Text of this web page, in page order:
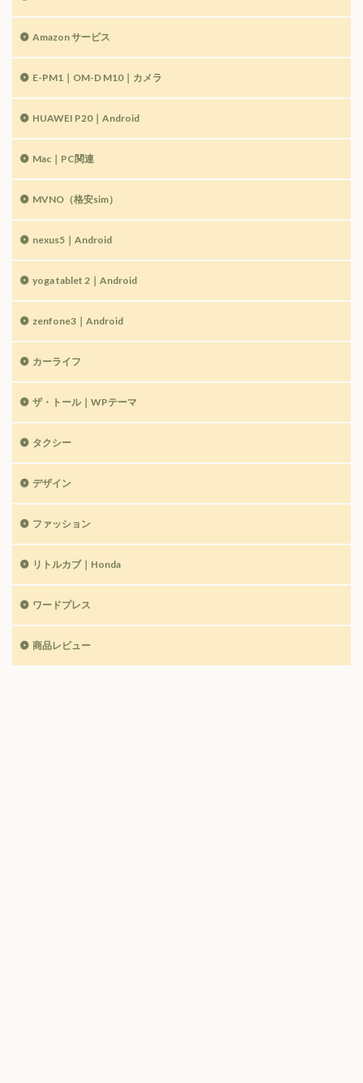
Amazon サービス
E-PM1｜OM-D M10｜カメラ
HUAWEI P20｜Android
Mac｜PC関連
MVNO（格安sim）
nexus5｜Android
yoga tablet 2｜Android
zenfone3｜Android
カーライフ
ザ・トール｜WPテーマ
タクシー
デザイン
ファッション
リトルカブ｜Honda
ワードプレス
商品レビュー